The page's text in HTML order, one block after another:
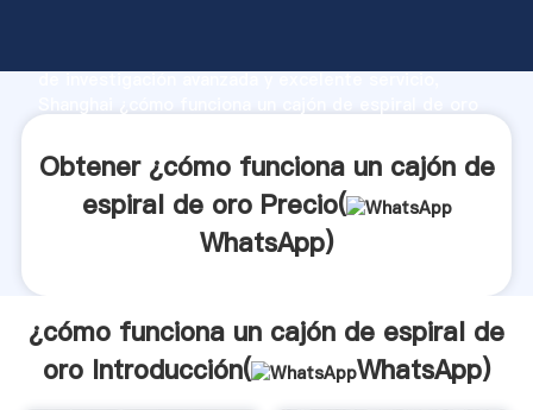
de investigación avanzada y excelente servicio,
clientes.
Obtener ¿cómo funciona un cajón de
espiral de oro Precio(
WhatsApp)
¿cómo funciona un cajón de espiral de
oro Introducción(
WhatsApp)